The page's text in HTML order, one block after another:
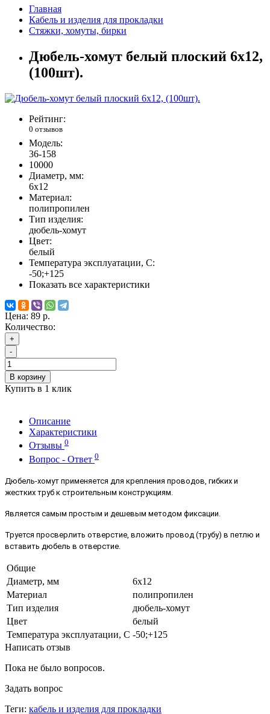
Главная
Кабель и изделия для прокладки
Стяжки, хомуты, бирки
Дюбель-хомут белый плоский 6х12,
(100шт).
Рейтинг:
0 отзывов
Модель:
36-158
10000
Диаметр, мм:
6х12
Материал:
полипропилен
Тип изделия:
дюбель-хомут
Цвет:
белый
Температура эксплуатации, С:
-50;+125
Показать все характеристики
Цена: 89 р.
Количество:
+
-
В корзину
Купить в 1 клик
Описание
Характеристики
Отзывы 0
Вопрос - Ответ 0
Дюбель-хомут применяется для крепления проводов, гибких и
жестких труб к строительным конструкциям.
Является самым простым и дешевым методом фиксации.
Труется просверлить отверстие, вложить провод (трубу) в петлю и
вставить дюбель в отверстие.
Общие
Диаметр, мм
6х12
Материал
полипропилен
Тип изделия
дюбель-хомут
Цвет
белый
Температура эксплуатации, С -50;+125
Написать отзыв
Пока не было вопросов.
Задать вопрос
Теги: кабель и изделия для прокладки